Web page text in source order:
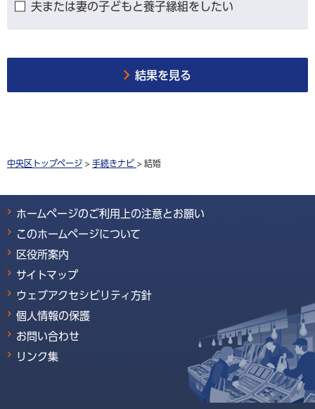
夫または妻の子どもと養子縁組をしたい
結果を見る
中央区トップページ > 手続きナビ > 結婚
ホームページのご利用上の注意とお願い
このホームページについて
区役所案内
サイトマップ
ウェブアクセシビリティ方針
個人情報の保護
お問い合わせ
リンク集